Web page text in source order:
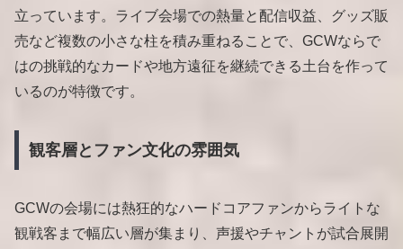
立っています。ライブ会場での熱量と配信収益、グッズ販
売など複数の小さな柱を積み重ねることで、GCWならで
はの挑戦的なカードや地方遠征を継続できる土台を作って
いるのが特徴です。
観客層とファン文化の雰囲気
GCWの会場には熱狂的なハードコアファンからライトな
観戦客まで幅広い層が集まり、声援やチャントが試合展開